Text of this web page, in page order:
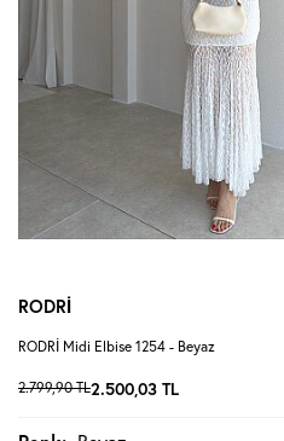
RODRİ
RODRİ Midi Elbise 1254 - Beyaz
2.799,90TL2.500,03 TL